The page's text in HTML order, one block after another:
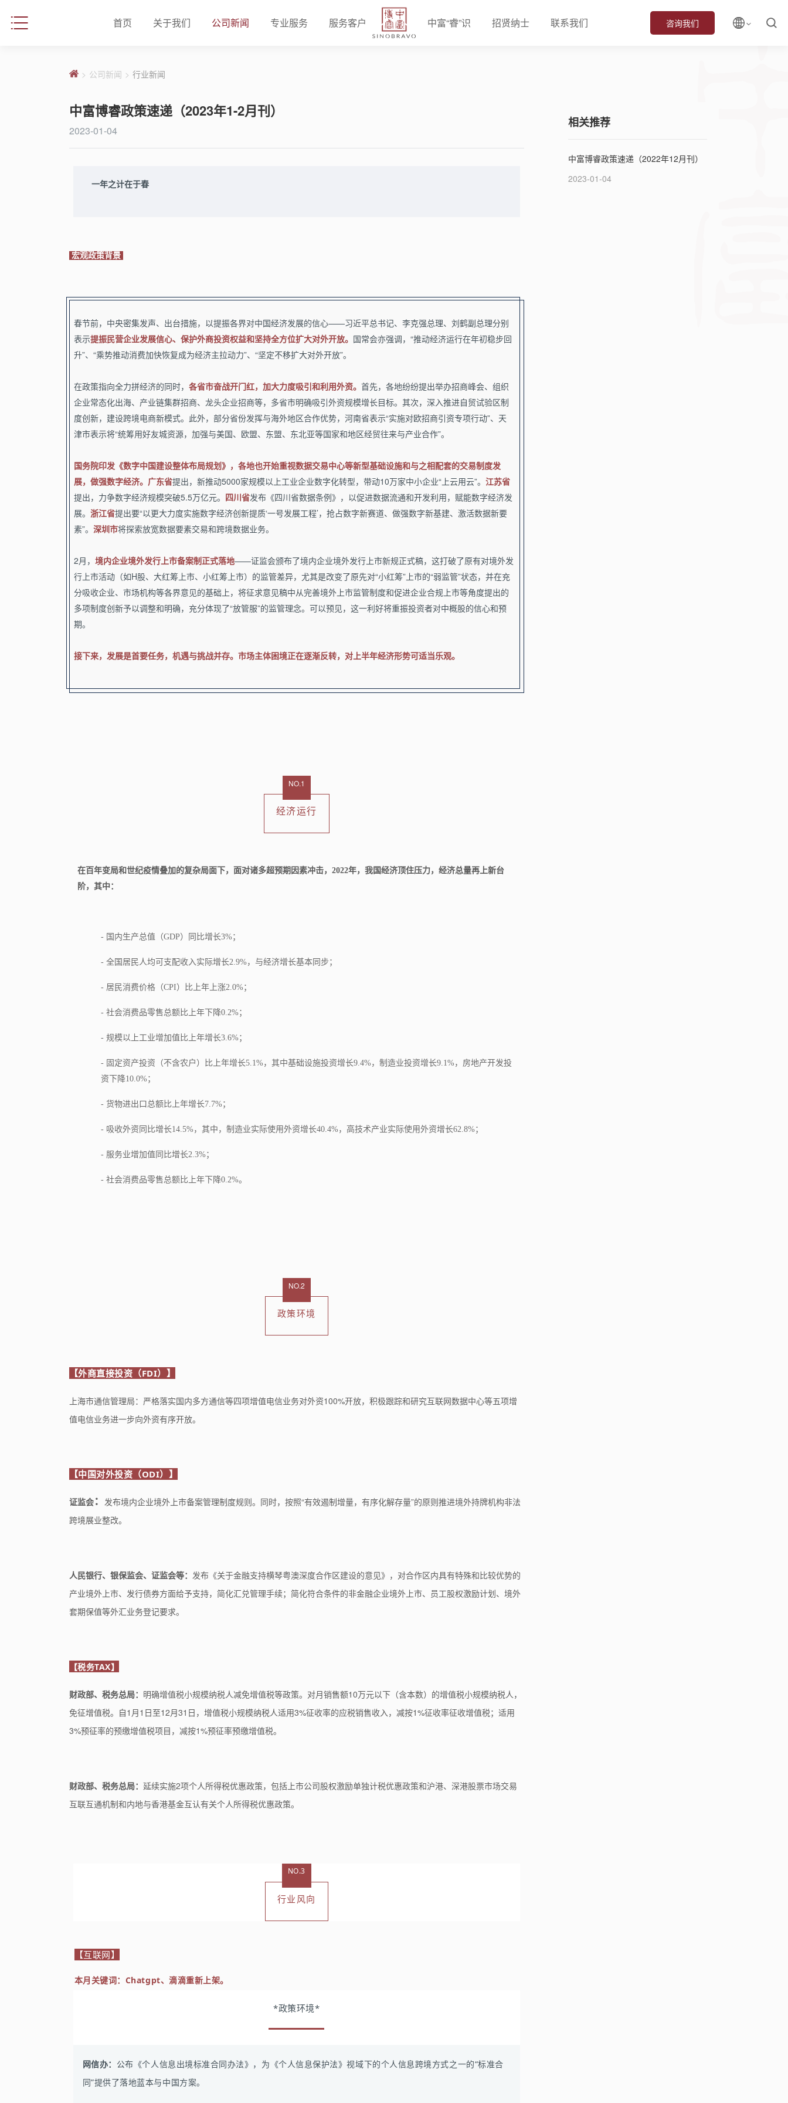
首页 关于我们 公司新闻 专业服务 服务客户 中富“睿”识 招贤纳士 联系我们 咨询我们
> 公司新闻 > 行业新闻
中富博睿政策速递（2023年1-2月刊）
2023-01-04
一年之计在于春
宏观政策背景
春节前，中央密集发声、出台措施，以提振各界对中国经济发展的信心——习近平总书记、李克强总理、刘鹤副总理分别
表示提振民营企业发展信心、保护外商投资权益和坚持全方位扩大对外开放。 国常会亦强调，“推动经济运行在年初稳步回
升”、“乘势推动消费加快恢复成为经济主拉动力”、“坚定不移扩大对外开放”。
在政策指向全力拼经济的同时， 各省市奋战开门红，加大力度吸引和利用外资。 首先，各地纷纷提出举办招商峰会、组织
企业常态化出海、产业链集群招商、龙头企业招商等，多省市明确吸引外资规模增长目标。其次，深入推进自贸试验区制
度创新，建设跨境电商新模式。此外，部分省份发挥与海外地区合作优势，河南省表示“实施对欧招商引资专项行动”、天
津市表示将“统筹用好友城资源，加强与美国、欧盟、东盟、东北亚等国家和地区经贸往来与产业合作”。
国务院印发《数字中国建设整体布局规划》，各地也开始重视数据交易中心等新型基础设施和与之相配套的交易制度发
展，做强数字经济。 广东省提出，新推动5000家规模以上工业企业数字化转型，带动10万家中小企业“上云用云”。 江苏省
提出，力争数字经济规模突破5.5万亿元。 四川省发布《四川省数据条例》，以促进数据流通和开发利用，赋能数字经济发
展。 浙江省提出要“以更大力度实施数字经济创新提质‘一号发展工程’，抢占数字新赛道、做强数字新基建、激活数据新要
素”。 深圳市将探索放宽数据要素交易和跨境数据业务。
2月， 境内企业境外发行上市备案制正式落地——证监会颁布了境内企业境外发行上市新规正式稿，这打破了原有对境外发
行上市活动（如H股、大红筹上市、小红筹上市）的监管差异，尤其是改变了原先对“小红筹”上市的“弱监管”状态，并在充
分吸收企业、市场机构等各界意见的基础上，将征求意见稿中从完善境外上市监管制度和促进企业合规上市等角度提出的
多项制度创新予以调整和明确，充分体现了“放管服”的监管理念。可以预见，这一利好将重振投资者对中概股的信心和预
期。
接下来，发展是首要任务，机遇与挑战并存。市场主体困境正在逐渐反转，对上半年经济形势可适当乐观。
NO.1
经济运行
在百年变局和世纪疫情叠加的复杂局面下，面对诸多超预期因素冲击，2022年，我国经济顶住压力，经济总量再上新台
阶，其中：
- 国内生产总值（GDP）同比增长3%；
- 全国居民人均可支配收入实际增长2.9%，与经济增长基本同步；
- 居民消费价格（CPI）比上年上涨2.0%；
- 社会消费品零售总额比上年下降0.2%；
- 规模以上工业增加值比上年增长3.6%；
- 固定资产投资（不含农户）比上年增长5.1%，其中基础设施投资增长9.4%，制造业投资增长9.1%，房地产开发投
资下降10.0%；
- 货物进出口总额比上年增长7.7%；
- 吸收外资同比增长14.5%，其中，制造业实际使用外资增长40.4%，高技术产业实际使用外资增长62.8%；
- 服务业增加值同比增长2.3%；
- 社会消费品零售总额比上年下降0.2%。
NO.2
政策环境
【外商直接投资（FDI）】
上海市通信管理局：严格落实国内多方通信等四项增值电信业务对外资100%开放，积极跟踪和研究互联网数据中心等五项增
值电信业务进一步向外资有序开放。
【中国对外投资（ODI）】
证监会： 发布境内企业境外上市备案管理制度规则。同时，按照“有效遏制增量，有序化解存量”的原则推进境外持牌机构非法
跨境展业整改。
人民银行、银保监会、证监会等： 发布《关于金融支持横琴粤澳深度合作区建设的意见》，对合作区内具有特殊和比较优势的
产业境外上市、发行债券方面给予支持，简化汇兑管理手续；简化符合条件的非金融企业境外上市、员工股权激励计划、境外
套期保值等外汇业务登记要求。
【税务TAX】
财政部、税务总局： 明确增值税小规模纳税人减免增值税等政策。对月销售额10万元以下（含本数）的增值税小规模纳税人，
免征增值税。自1月1日至12月31日，增值税小规模纳税人适用3%征收率的应税销售收入，减按1%征收率征收增值税；适用
3%预征率的预缴增值税项目，减按1%预征率预缴增值税。
财政部、税务总局： 延续实施2项个人所得税优惠政策，包括上市公司股权激励单独计税优惠政策和沪港、深港股票市场交易
互联互通机制和内地与香港基金互认有关个人所得税优惠政策。
NO.3
行业风向
【互联网】
本月关键词：Chatgpt、滴滴重新上架。
*政策环境*
网信办： 公布《个人信息出境标准合同办法》，为《个人信息保护法》视域下的个人信息跨境方式之一的“标准合
同”提供了落地蓝本与中国方案。
相关推荐
中富博睿政策速递（2022年12月刊）
2023-01-04